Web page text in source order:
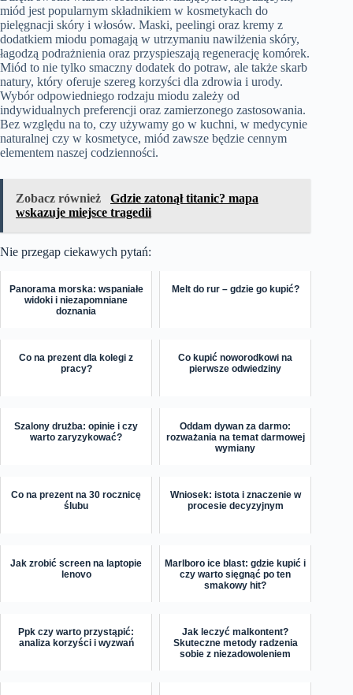
miód jest popularnym składnikiem w kosmetykach do
pielęgnacji skóry i włosów. Maski, peelingi oraz kremy z
dodatkiem miodu pomagają w utrzymaniu nawilżenia skóry,
łagodzą podrażnienia oraz przyspieszają regenerację komórek.
Miód to nie tylko smaczny dodatek do potraw, ale także skarb
natury, który oferuje szereg korzyści dla zdrowia i urody.
Wybór odpowiedniego rodzaju miodu zależy od
indywidualnych preferencji oraz zamierzonego zastosowania.
Bez względu na to, czy używamy go w kuchni, w medycynie
naturalnej czy w kosmetyce, miód zawsze będzie cennym
elementem naszej codzienności.
Zobacz również
Gdzie zatonął titanic? mapa
wskazuje miejsce tragedii
Nie przegap ciekawych pytań:
Panorama morska: wspaniałe
widoki i niezapomniane
doznania
Melt do rur – gdzie go kupić?
Co na prezent dla kolegi z
pracy?
Co kupić noworodkowi na
pierwsze odwiedziny
Szalony drużba: opinie i czy
warto zaryzykować?
Oddam dywan za darmo:
rozważania na temat darmowej
wymiany
Co na prezent na 30 rocznicę
ślubu
Wniosek: istota i znaczenie w
procesie decyzyjnym
Jak zrobić screen na laptopie
lenovo
Marlboro ice blast: gdzie kupić i
czy warto sięgnąć po ten
smakowy hit?
Ppk czy warto przystąpić:
analiza korzyści i wyzwań
Jak leczyć malkontent?
Skuteczne metody radzenia
sobie z niezadowoleniem